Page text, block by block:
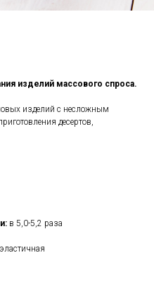
изделий массового спроса.
изделий с несложным
десертов,
в 5,0-5,2 раза